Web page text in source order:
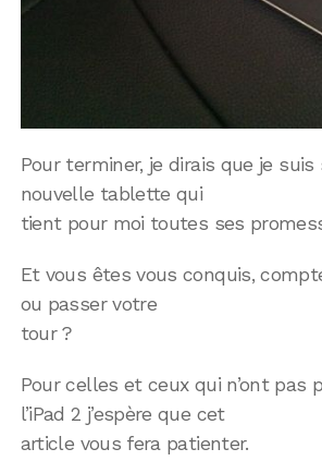
Pour terminer, je dirais que je
nouvelle tablette qui
tient pour moi toutes ses
Et vous êtes vous conquis,
ou passer votre
tour ?
Pour celles et ceux qui n’ont pas
l’iPad 2 j’espère que cet
article vous fera patienter.